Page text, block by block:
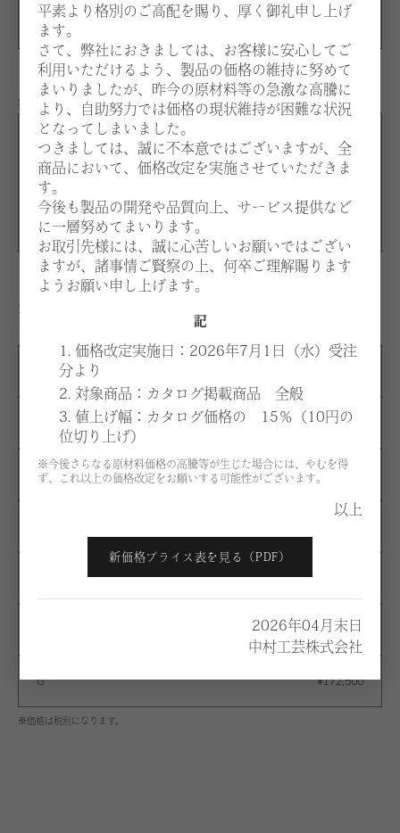
平素より格別のご高配を賜り、厚く御礼申し上げ
ます。
さて、弊社におきましては、お客様に安心してご
利用いただけるよう、製品の価格の維持に努めて
まいりましたが、昨今の原材料等の急激な高騰に
より、自助努力では価格の現状維持が困難な状況
となってしまいました。
つきましては、誠に不本意ではございますが、全
商品において、価格改定を実施させていただきま
す。
今後も製品の開発や品質向上、サービス提供など
に一層努めてまいります。
お取引先様には、誠に心苦しいお願いではござい
ますが、諸事情ご賢察の上、何卒ご理解賜ります
ようお願い申し上げます。
記
1. 価格改定実施日：2026年7月1日（水）受注
分より
2. 対象商品：カタログ掲載商品 全般
3. 値上げ幅：カタログ価格の 15％（10円の
位切り上げ）
※今後さらなる原材料価格の高騰等が生じた場合には、やむを得
ず、これ以上の価格改定をお願いする可能性がございます。
以上
新価格プライス表を見る（PDF）
2026年04月末日
中村工芸株式会社
ウォルナット
鋲カラー：下記よりお選びください。
S
ニッケル
G
アンティークゴールド
生地：価格はお選びいただく張地、仕様により異なりま
¥115,000
C
¥151,800
G ¥172,500
※価格は税別になります。